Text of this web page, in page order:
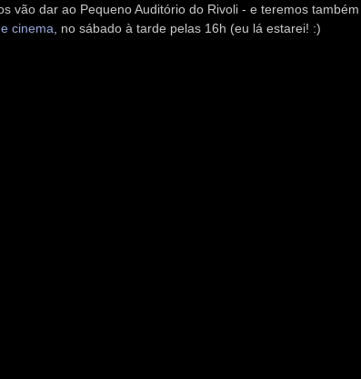
vão dar ao Pequeno Auditório do Rivoli - e teremos também
cinema , no sábado à tarde pelas 16h (eu lá estarei! :)